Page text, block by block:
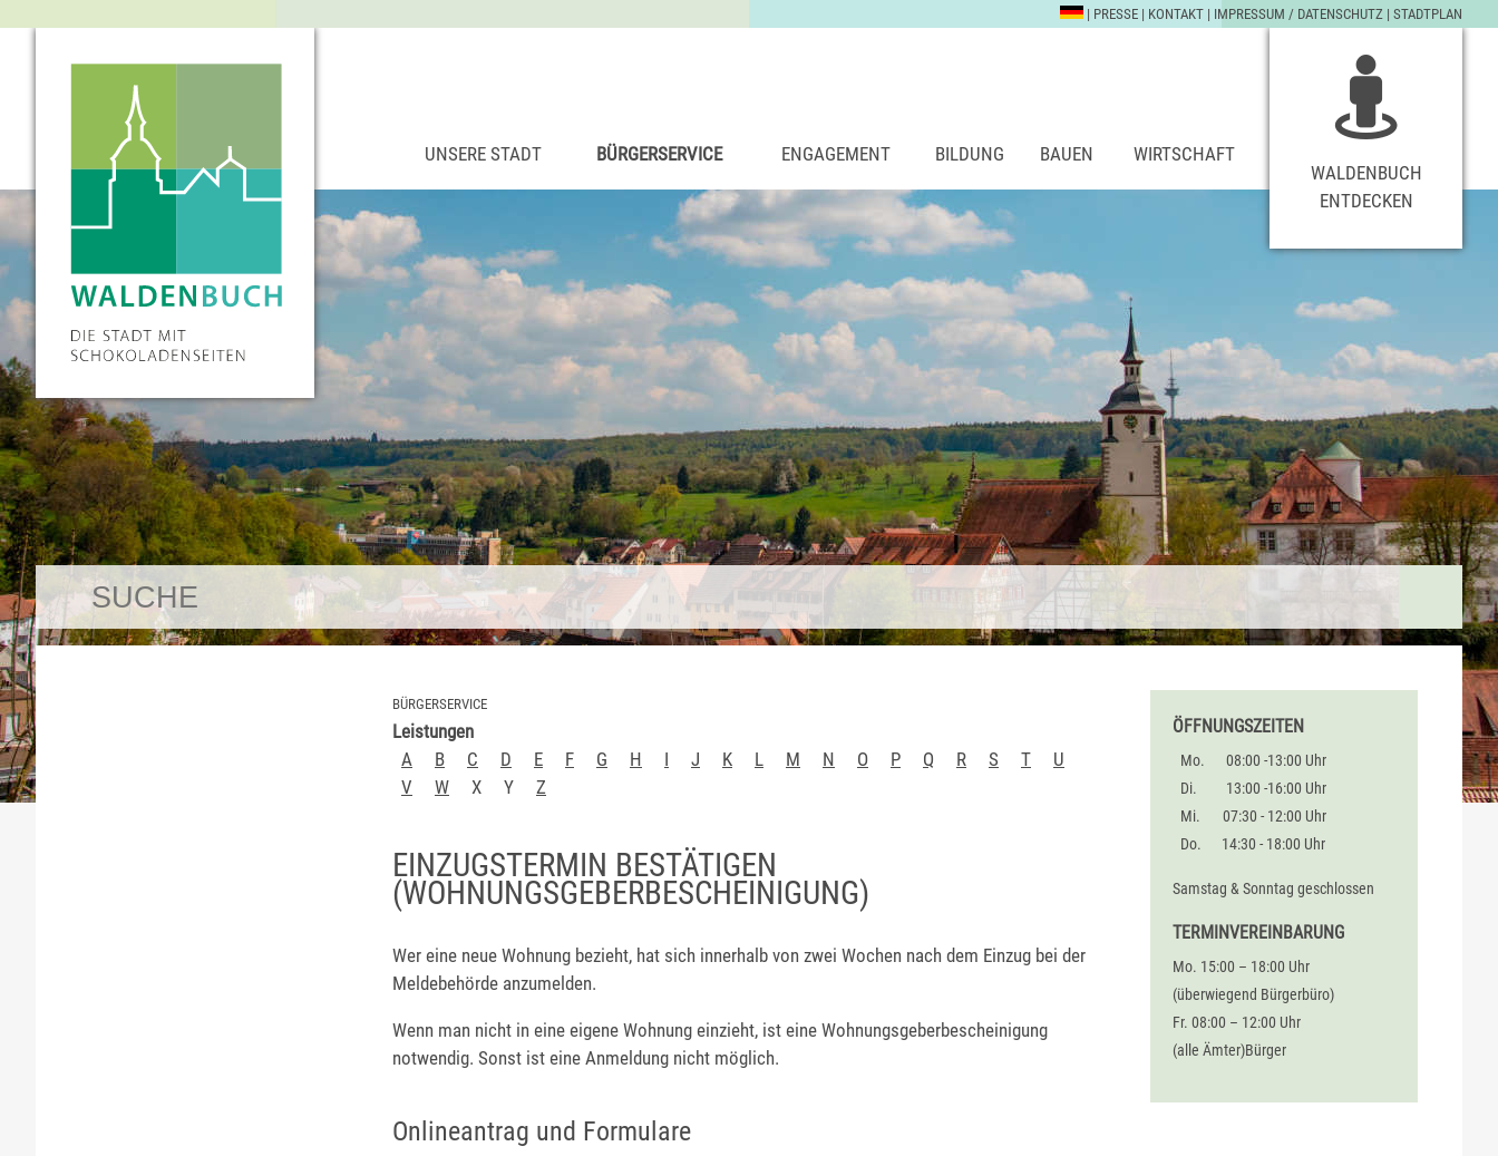
| PRESSE | KONTAKT | IMPRESSUM / DATENSCHUTZ | STADTPLAN
UNSERE STADT BÜRGERSERVICE ENGAGEMENT BILDUNG BAUEN
WIRTSCHAFT
WALDENBUCH
ENTDECKEN
BÜRGERSERVICE
Leistungen
A
B C D E F G H I J K L M N O P Q R S T
U
V
W X Y Z
EINZUGSTERMIN BESTÄTIGEN
(WOHNUNGSGEBERBESCHEINIGUNG)
Wer eine neue Wohnung bezieht, hat sich innerhalb von zwei Wochen nach dem Einzug bei der
Meldebehörde anzumelden.
Wenn man nicht in eine eigene Wohnung einzieht, ist eine Wohnungsgeberbescheinigung
notwendig. Sonst ist eine Anmeldung nicht möglich.
Onlineantrag und Formulare
ÖFFNUNGSZEITEN
Mo.
08:00 -13:00 Uhr
Di.
13:00 -16:00 Uhr
Mi.
07:30 - 12:00 Uhr
Do.
14:30 - 18:00 Uhr
Samstag & Sonntag geschlossen
TERMINVEREINBARUNG
Mo. 15:00 – 18:00 Uhr
(überwiegend Bürgerbüro)
Fr. 08:00 – 12:00 Uhr
(alle Ämter)Bürger